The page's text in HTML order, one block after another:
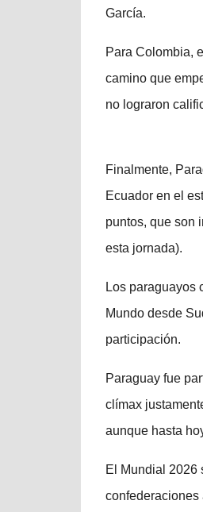
García.
Para Colombia,
camino que
no lograron
Finalmente,
Ecuador en el
puntos, que son
esta jornada).
Los paraguayos
Mundo desde
participación.
Paraguay fue
clímax
aunque hasta
El Mundial 2026
confederaciones